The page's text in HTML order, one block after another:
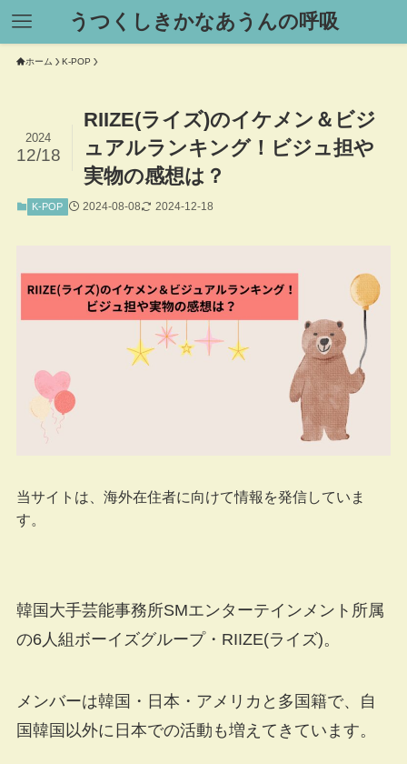
うつくしきかなあうんの呼吸
ホーム K-POP
RIIZE(ライズ)のイケメン＆ビジ
ュアルランキング！ビジュ担や
実物の感想は？
2024
12/18
K-POP 2024-08-08 2024-12-18
当サイトは、海外在住者に向けて情報を発信していま
す。
韓国大手芸能事務所SMエンターテインメント所属
の6人組ボーイズグループ・RIIZE(ライズ)。
メンバーは韓国・日本・アメリカと多国籍で、自
国韓国以外に日本での活動も増えてきています。